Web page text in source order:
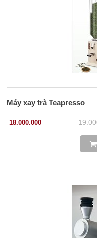
Máy xay trà Teapresso
18.000.000